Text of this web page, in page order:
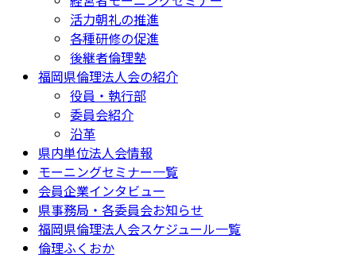
活力朝礼の推進
各種研修の促進
後継者倫理塾
福岡県倫理法人会の紹介
役員・執行部
委員会紹介
沿革
県内単位法人会情報
モーニングセミナー一覧
会員企業インタビュー
県事務局・各委員会お知らせ
福岡県倫理法人会スケジュール一覧
倫理ふくおか